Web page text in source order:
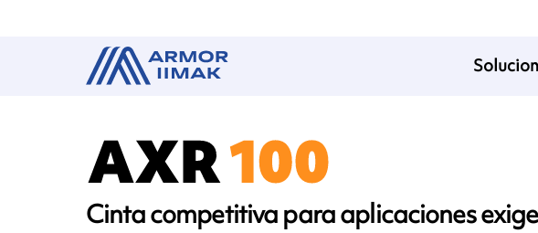
Cinta competitiva para aplicaciones